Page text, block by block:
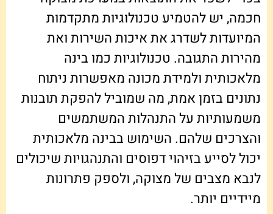
חכמה, יש להטמיע טכנולוגיות מתקדמות
המיועדות לשדרג את איכות השירות ואת
מהירות התגובה. טכנולוגיות כמו בינה
מלאכותית ולמידת מכונה מאפשרות ניתוח
נתונים בזמן אמת, מה שמוביל להפקת תובנות
משמעותיות על התנהלות המשתמשים
והצרכים שלהם. השימוש בבינה מלאכותית
יכול לסייע בזיהוי דפוסים והתנהגויות שיכולים
לנבא מצבים של מצוקה, ולספק פתרונות
מיידיים יותר.